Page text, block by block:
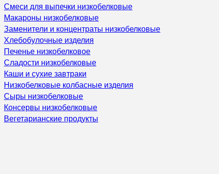
Смеси для выпечки низкобелковые
Макароны низкобелковые
Заменители и концентраты низкобелковые
Хлебобулочные изделия
Печенье низкобелковое
Сладости низкобелковые
Каши и сухие завтраки
Низкобелковые колбасные изделия
Сыры низкобелковые
Консервы низкобелковые
Вегетарианские продукты